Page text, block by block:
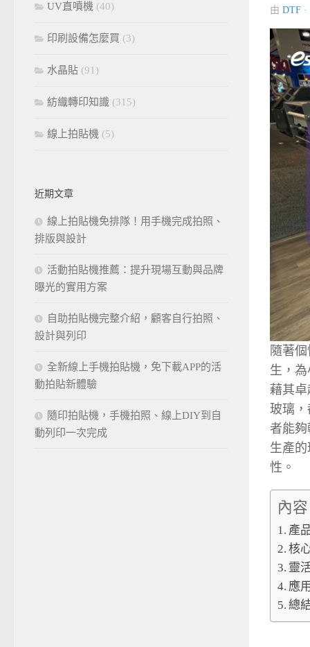
由 DTF ·
隨著
生，
藉其
玻璃
者能
生產
性。
內
產
核
靈
應
總
UV直噴機 (40)
印刷設備怎麼買 (3)
水晶貼 (91)
紡織轉印知識 (315)
線上拍貼機 (5)
近期文章
線上拍貼機免排隊！用手機完成拍照、
排版與設計
活動拍貼機推薦：提升現場互動與品牌
曝光的實用方案
自助拍貼機完整介紹，顧客自行拍照、
設計與列印
全新線上手機拍貼機，免下載APP的活
動拍貼新體驗
隨印拍貼機，手機拍照、線上DIY到自
動列印一次完成